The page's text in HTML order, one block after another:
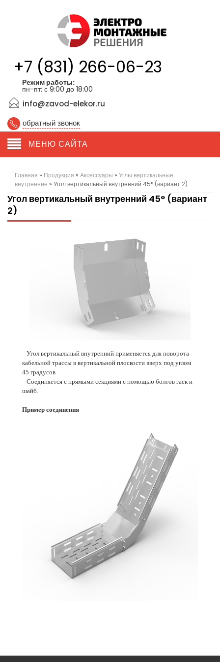
+7 (831) 266-06-23
Режим работы:
пн-пт: с 9:00 до 18:00
info@zavod-elekor.ru
обратный звонок
МЕНЮ САЙТА
Главная » Продукция » Аксессуары » Углы вертикальные
внутренние » Угол вертикальный внутренний 45° (вариант 2)
Угол вертикальный внутренний 45° (вариант
2)
Угол вертикальный внутренний применяется для поворота
кабельной трассы в вертикальной плоскости вверх под углом
45 градусов
Соединяется с прямыми секциями с помощью болтов гаек и
шайб.
Пример соединения